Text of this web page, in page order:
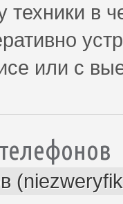
техники в
или с